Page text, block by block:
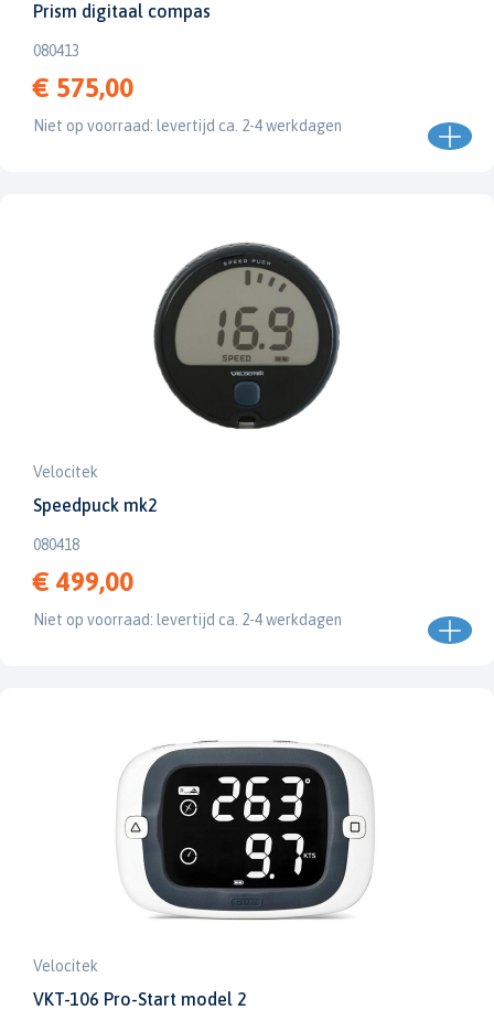
Prism digitaal compas
080413
€ 575,00
Niet op voorraad: levertijd ca. 2-4 werkdagen
Velocitek
Speedpuck mk2
080418
€ 499,00
Niet op voorraad: levertijd ca. 2-4 werkdagen
Velocitek
VKT-106 Pro-Start model 2